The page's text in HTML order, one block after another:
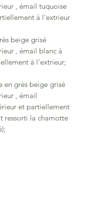
, émail tuquoise
à l'extrieur
beige grisé
, émail blanc à
à l'extrieur;
en grès beige grisé
, émail
et partiellement
ressorti la chamotte